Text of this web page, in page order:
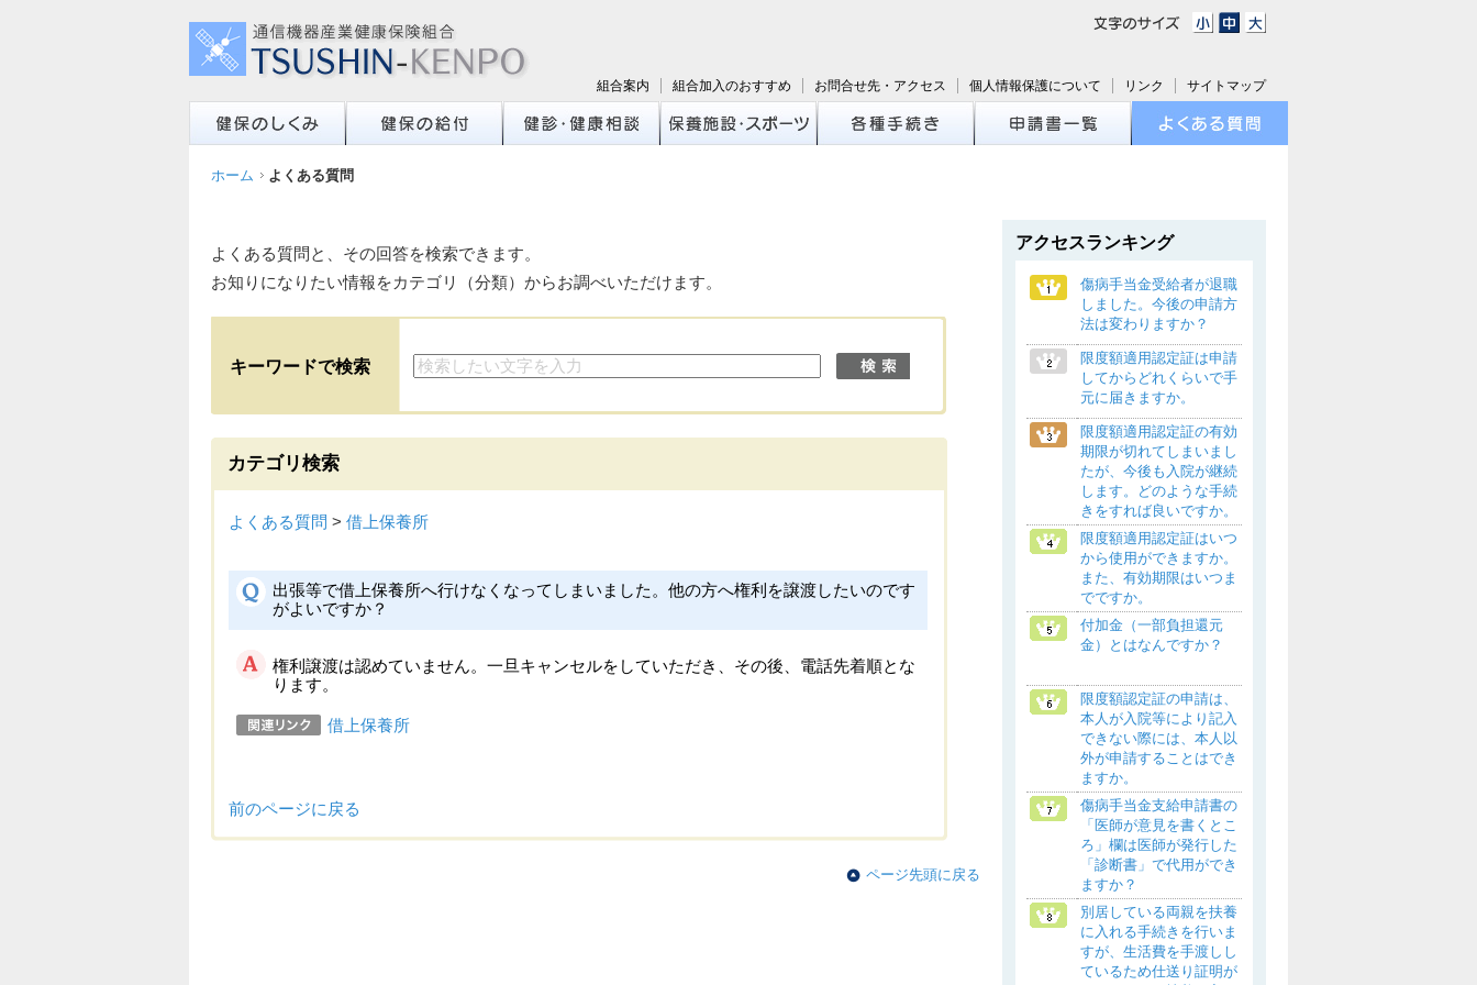
組合案内 組合加入のおすすめ お問合せ先・アクセス 個人情報保護について リンク サイトマップ
ホーム よくある質問
よくある質問と、その回答を検索できます。
お知りになりたい情報をカテゴリ（分類）からお調べいただけます。
キーワードで検索
カテゴリ検索
よくある質問 > 借上保養所
出張等で借上保養所へ行けなくなってしまいました。他の方へ権利を譲渡したいのです
がよいですか？
権利譲渡は認めていません。一旦キャンセルをしていただき、その後、電話先着順とな
ります。
借上保養所
前のページに戻る
ページ先頭に戻る
アクセスランキング
傷病手当金受給者が退職
しました。今後の申請方
法は変わりますか？
限度額適用認定証は申請
してからどれくらいで手
元に届きますか。
限度額適用認定証の有効
期限が切れてしまいまし
たが、今後も入院が継続
します。どのような手続
きをすれば良いですか。
限度額適用認定証はいつ
から使用ができますか。
また、有効期限はいつま
でですか。
付加金（一部負担還元
金）とはなんですか？
限度額認定証の申請は、
本人が入院等により記入
できない際には、本人以
外が申請することはでき
ますか。
傷病手当金支給申請書の
「医師が意見を書くとこ
ろ」欄は医師が発行した
「診断書」で代用ができ
ますか？
別居している両親を扶養
に入れる手続きを行いま
すが、生活費を手渡しし
ているため仕送り証明が